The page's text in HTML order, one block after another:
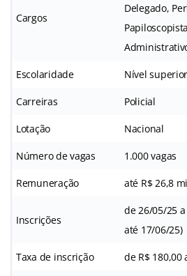
Cargos
Delegado,
Escolaridade Nível superior
Carreiras Policial
Lotação Nacional
Número de vagas 1.000 vagas
Remuneração até R$ 26,8
Inscrições
de 26/05/25
até 17/06/25)
Taxa de inscrição de R$ 180,00